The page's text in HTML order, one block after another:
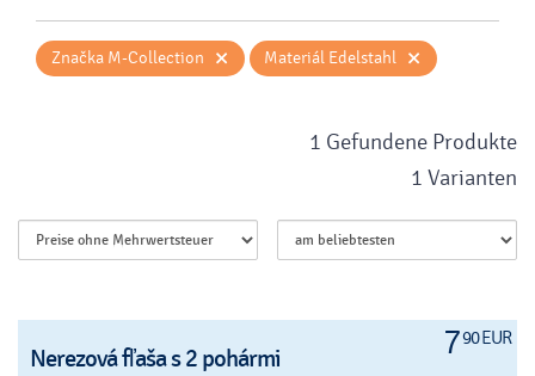
Značka M-Collection × Materiál Edelstahl ×
1 Gefundene Produkte
1 Varianten
790 EUR
Nerezová fľaša s 2 pohármi